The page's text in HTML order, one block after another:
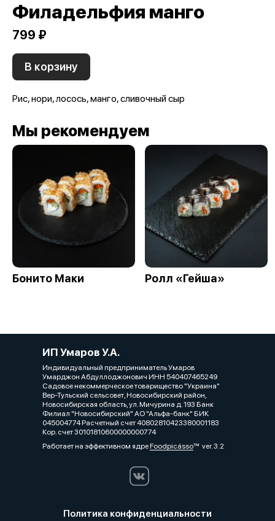
Филадельфия манго
799 ₽
В корзину
Рис, нори, лосось, манго, сливочный сыр
Мы рекомендуем
Бонито Маки Ролл «Гейша»
ИП Умаров У.А.
Индивидуальный предприниматель Умаров
Умарджон Абдуллоджонович ИНН 540407465249
Садовое некоммерческое товарищество "Украина"
Вер-Тульский сельсовет, Новосибирский район,
Новосибирская область, ул. Мичурина д. 193 Банк
Филиал "Новосибирский" АО "Альфа-банк" БИК
045004774 Расчетный счет 40802810423380001183
Кор. счет 30101810600000000774
Работает на эффективном ядреFoodpicássover. 3.2
Политика конфиденциальности